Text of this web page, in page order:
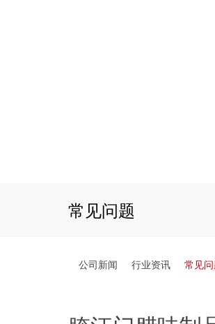
常见问题
公司新闻 行业资讯 常见